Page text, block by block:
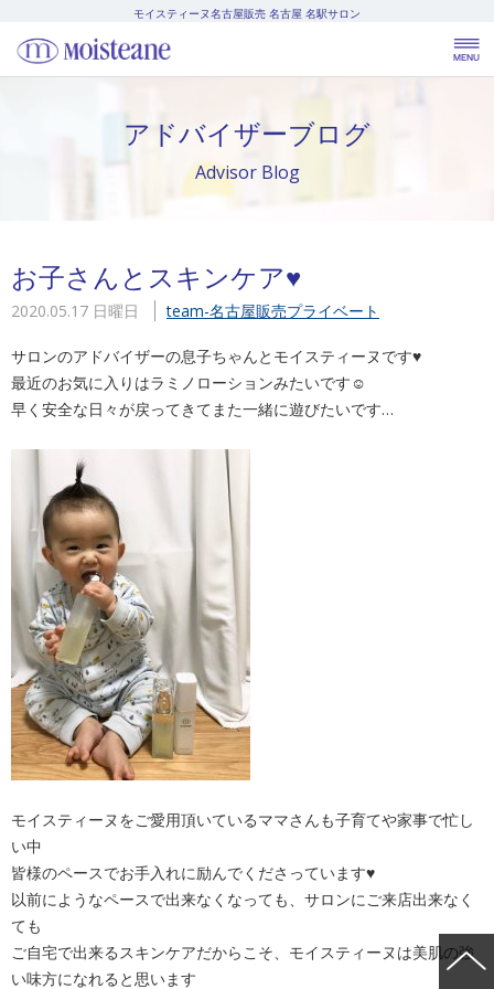
モイスティーヌ名古屋販売 名古屋 名駅サロン
アドバイザーブログ
Advisor Blog
お子さんとスキンケア♥
2020.05.17 日曜日 team-名古屋販売プライベート
サロンのアドバイザーの息子ちゃんとモイスティーヌです♥
最近のお気に入りはラミノローションみたいです☺
早く安全な日々が戻ってきてまた一緒に遊びたいです…
モイスティーヌをご愛用頂いているママさんも子育てや家事で忙し
い中
皆様のペースでお手入れに励んでくださっています♥
以前にようなペースで出来なくなっても、サロンにご来店出来なく
ても
ご自宅で出来るスキンケアだからこそ、モイスティーヌは美肌の強
い味方になれると思います